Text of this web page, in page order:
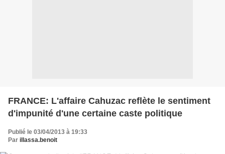
FRANCE: L'affaire Cahuzac reflète le sentiment
d'impunité d'une certaine caste politique
Publié le 03/04/2013 à 19:33
Par illassa.benoit